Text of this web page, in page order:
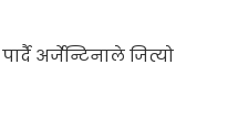
अर्जेन्टिनाले जित्यो